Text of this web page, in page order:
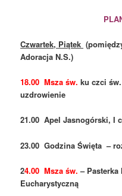
PLAN
Czwartek, Piątek
Adoracja N.S.)
18.00 Msza św. ku czci
uzdrowienie
21.00 Apel Jasnogórski, I
23.00 Godzina Święta –
24.00 Msza św. – Pasterka
Eucharystyczną